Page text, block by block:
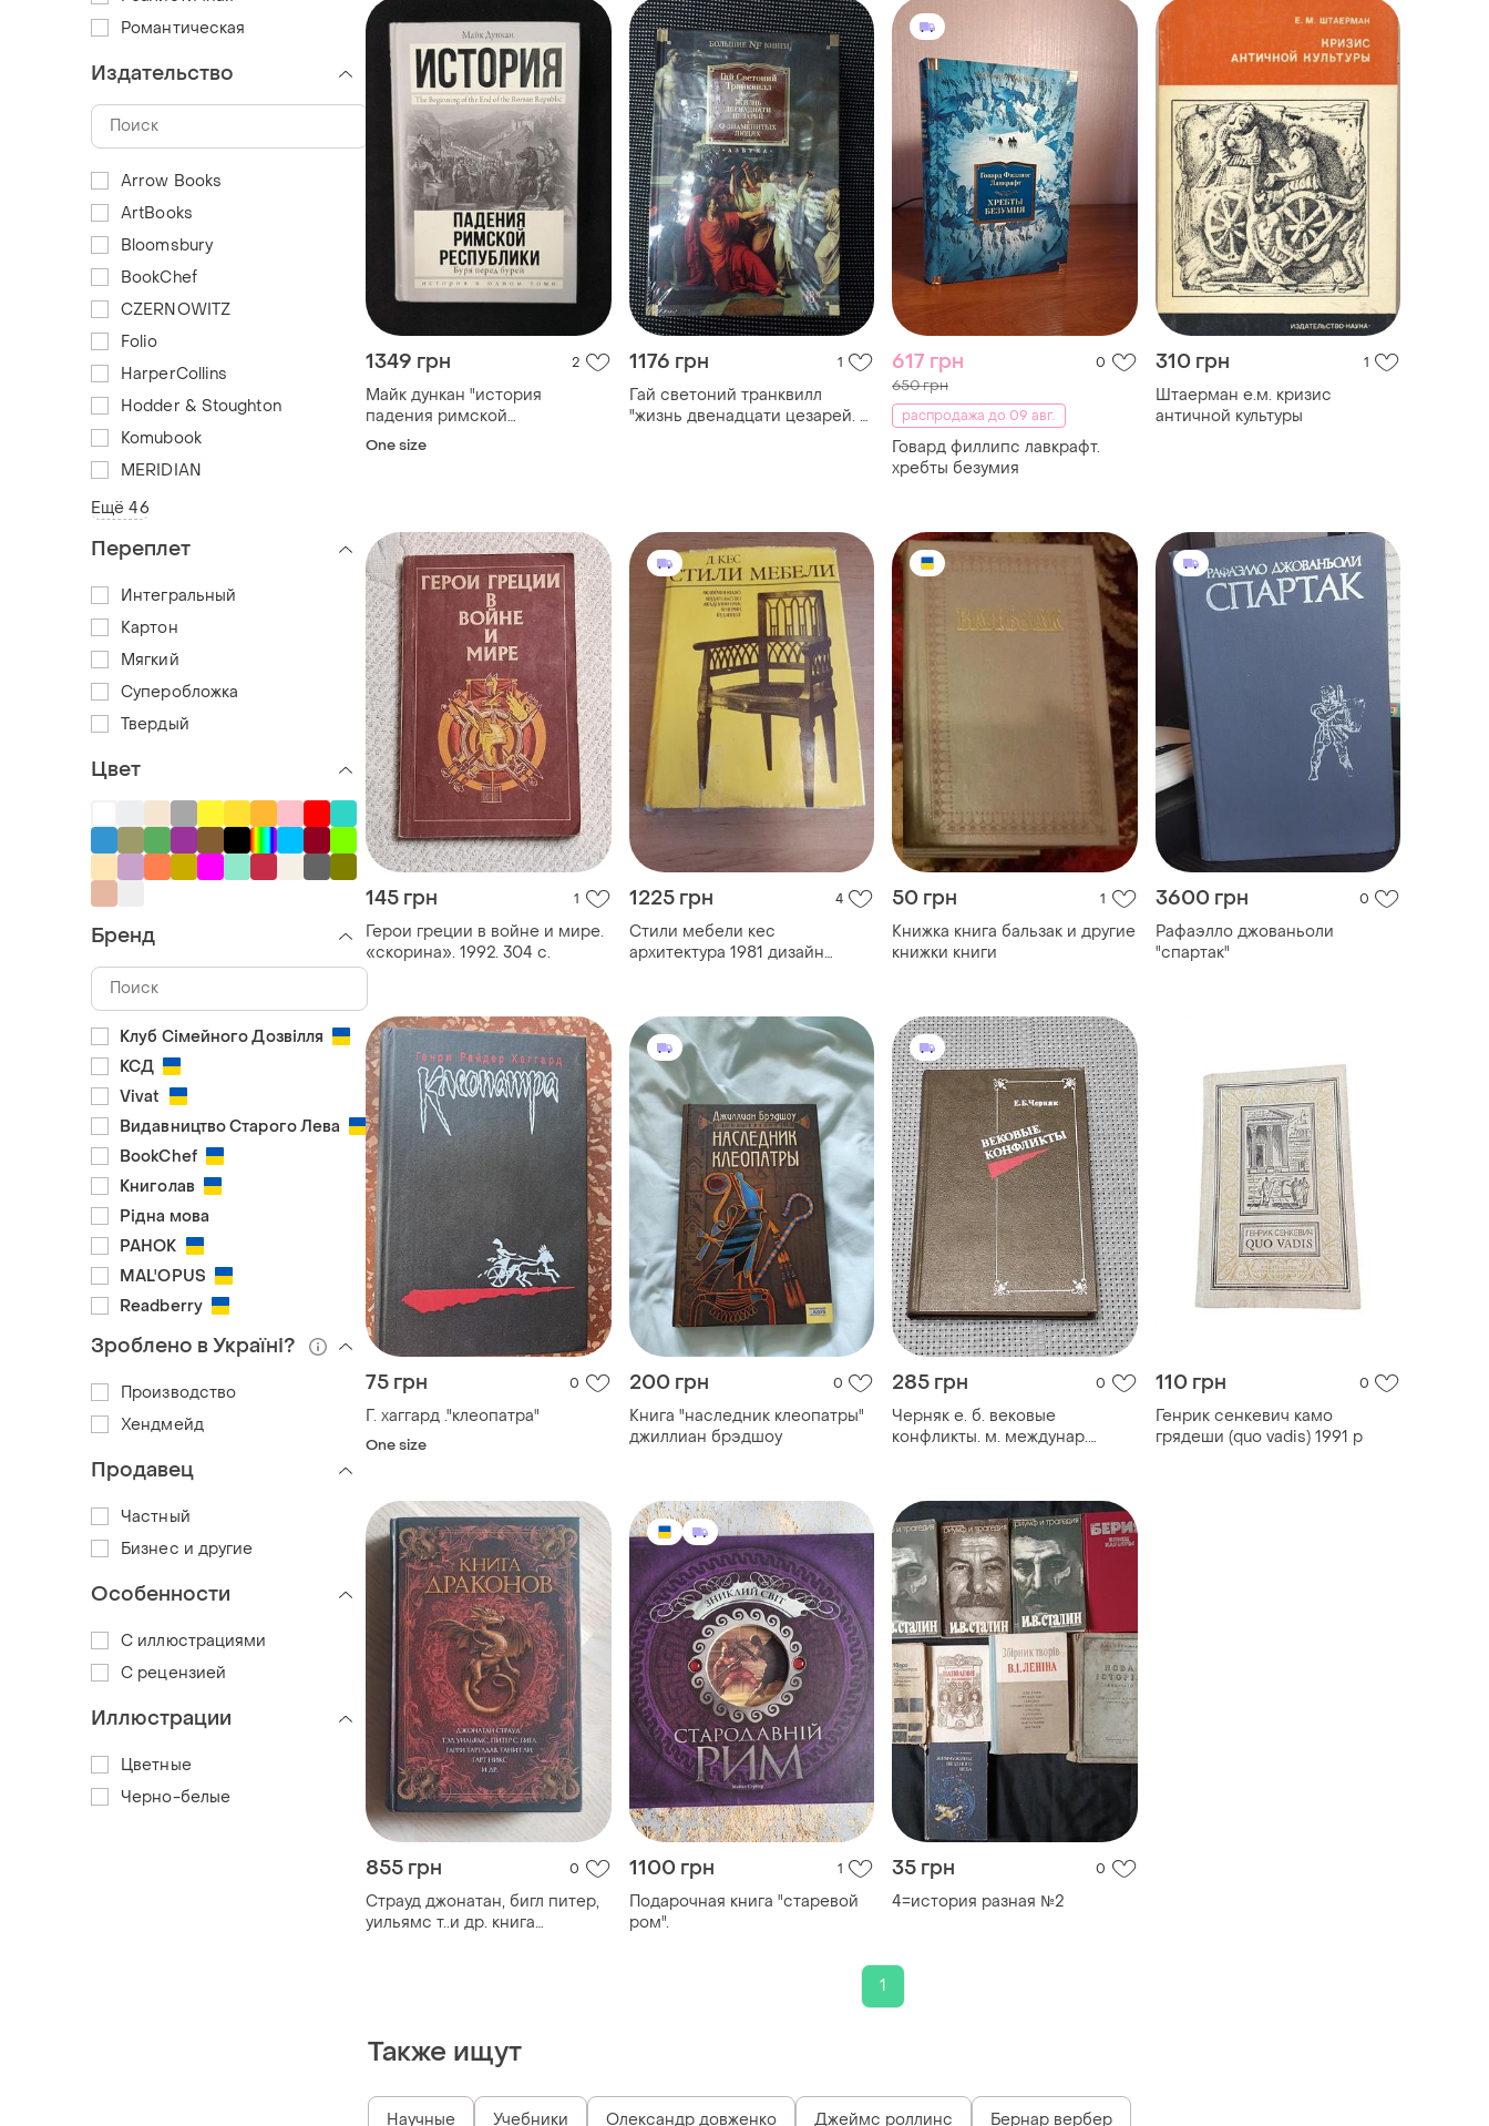
1349 грн 2
Майк дункан "история
падения римской
республики"
One size
1176 грн 1
Гай светоний транквилл
"жизнь двенадцати цезарей. о
617 грн 0
650 грн
распродажа до 09 авг.
Говард филлипс лавкрафт.
хребты безумия
310 грн 1
Штаерман е.м. кризис
античной культуры
145 грн 1
Герои греции в войне и мире.
«скорина». 1992. 304 с.
1225 грн 4
Стили мебели кес
архитектура 1981 дизайн
50 грн 1
Книжка книга бальзак и другие
книжки книги
3600 грн 0
Рафаэлло джованьоли
"спартак"
75 грн 0
Г. хаггард ."клеопатра"
One size
200 грн 0
Книга "наследник клеопатры"
джиллиан брэдшоу
285 грн 0
Черняк е. б. вековые
конфликты. м. междунар.
110 грн 0
Генрик сенкевич камо
грядеши (quo vadis) 1991 р
855 грн 0
Страуд джонатан, бигл питер,
уильямс т..и др. книга
1100 грн 1
Подарочная книга "старевой
ром".
35 грн 0
4=история разная №2
1
Также ищут
Научные Учебники Олександр довженко Джеймс роллинс Бернар вербер
Романтическая
Издательство
Arrow Books
ArtBooks
Bloomsbury
BookChef
CZERNOWITZ
Folio
HarperCollins
Hodder & Stoughton
Komubook
MERIDIAN
Ещё 46
Переплет
Интегральный
Картон
Мягкий
Суперобложка
Твердый
Цвет
Бренд
Клуб Сімейного Дозвілля
КСД
Vivat
Видавництво Старого Лева
BookChef
Книголав
Рідна мова
РАНОК
MAL'OPUS
Readberry
Зроблено в Україні?
Производство
Хендмейд
Продавец
Частный
Бизнес и другие
Особенности
С иллюстрациями
С рецензией
Иллюстрации
Цветные
Черно-белые